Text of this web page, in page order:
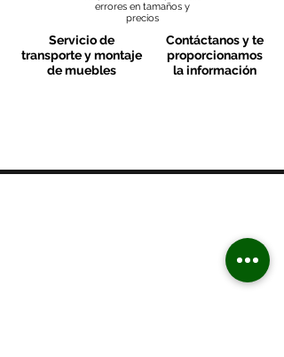
errores en tamaños y
precios
Servicio de
transporte y montaje
de muebles
Contáctanos y te
proporcionamos
la información